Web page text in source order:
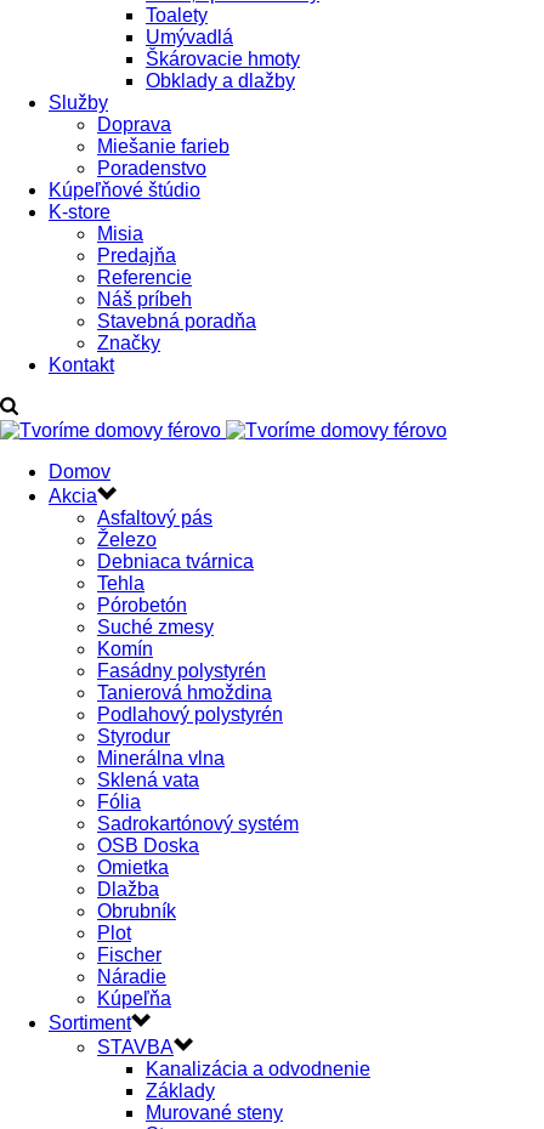
Toalety
Umývadlá
Škárovacie hmoty
Obklady a dlažby
Služby
Doprava
Miešanie farieb
Poradenstvo
Kúpeľňové štúdio
K-store
Misia
Predajňa
Referencie
Náš príbeh
Stavebná poradňa
Značky
Kontakt
Domov
Akcia
Asfaltový pás
Železo
Debniaca tvárnica
Tehla
Pórobetón
Suché zmesy
Komín
Fasádny polystyrén
Tanierová hmoždina
Podlahový polystyrén
Styrodur
Minerálna vlna
Sklená vata
Fólia
Sadrokartónový systém
OSB Doska
Omietka
Dlažba
Obrubník
Plot
Fischer
Náradie
Kúpeľňa
Sortiment
STAVBA
Kanalizácia a odvodnenie
Základy
Murované steny